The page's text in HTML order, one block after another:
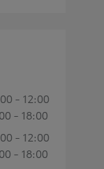
- 12:00
- 18:00
- 12:00
- 18:00